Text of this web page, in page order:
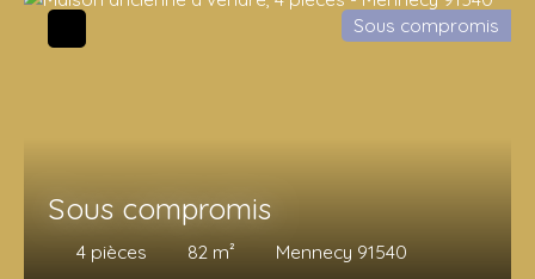
Sous compromis
4 pièces 82 m² Mennecy 91540
Sous compromis